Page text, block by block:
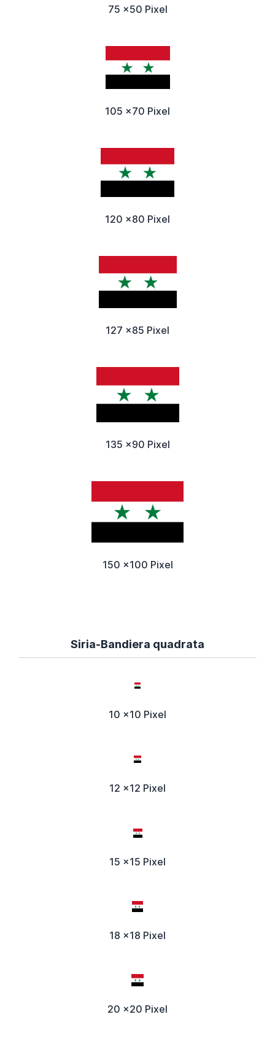
75 x50 Pixel
105 x70 Pixel
120 x80 Pixel
127 x85 Pixel
135 x90 Pixel
150 x100 Pixel
Siria-Bandiera quadrata
10 x10 Pixel
12 x12 Pixel
15 x15 Pixel
18 x18 Pixel
20 x20 Pixel